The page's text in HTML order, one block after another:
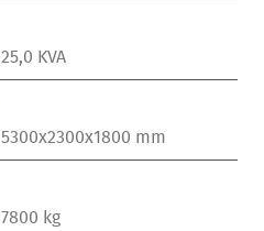
25,0 KVA
5300x2300x1800 mm
7800 kg